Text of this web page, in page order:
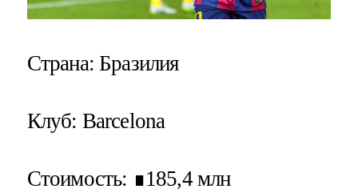
Страна: Бразилия
Клуб: Barcelona
Стоимость: ∎185,4 млн